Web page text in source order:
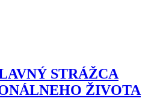
STRÁŽCA
ŽIVOTA